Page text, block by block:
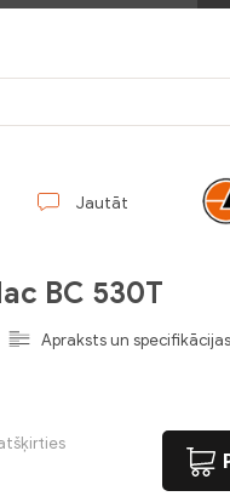
Jautāt
BC 530T
Apraksts un specifikācijas